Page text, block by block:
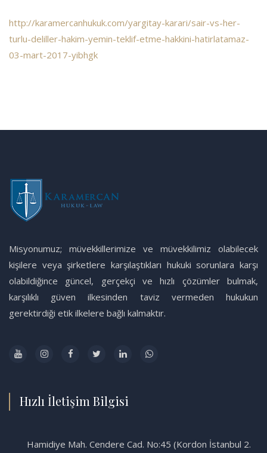
http://karamercanhukuk.com/yargitay-karari/sair-vs-her-
turlu-deliller-hakim-yemin-teklif-etme-hakkini-hatirlatamaz-
03-mart-2017-yibhgk
Misyonumuz; müvekkillerimize ve müvekkilimiz olabilecek
kişilere veya şirketlere karşılaştıkları hukuki sorunlara karşı
olabildiğince güncel, gerçekçi ve hızlı çözümler bulmak,
karşılıklı güven ilkesinden taviz vermeden hukukun
gerektirdiği etik ilkelere bağlı kalmaktır.
Hızlı İletişim Bilgisi
Hamidiye Mah. Cendere Cad. No:45 (Kordon İstanbul 2.